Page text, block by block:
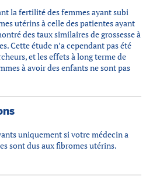
la fertilité des femmes ayant subi
utérins à celle des patientes ayant
des taux similaires de grossesse à
Cette étude n’a cependant pas été
et les effets à long terme de
à avoir des enfants ne sont pas
uniquement si votre médecin a
sont dus aux fibromes utérins.